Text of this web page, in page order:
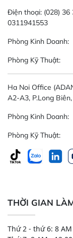
Điện thoại: (028)
0311941553
Phòng Kinh
Phòng Kỹ Thuật:
Ha Noi Office
A2-A3, P.Long
Phòng Kinh
Phòng Kỹ Thuật:
THỜI GIAN
Thứ 2 - thứ 6: 8 AM